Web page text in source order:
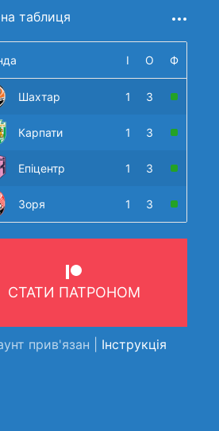
таблиця
І О Ф
Шахтар 1 3
Карпати 1 3
Епіцентр 1 3
Зоря 1 3
СТАТИ ПАТРОНОМ
прив'язан | Інструкція